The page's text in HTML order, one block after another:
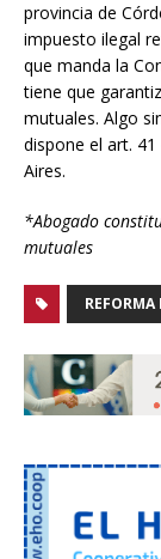
provincia de
impuesto ilegal
que manda la
tiene que
mutuales. Algo
dispone el art.
Aires.
*Abogado
mutuales